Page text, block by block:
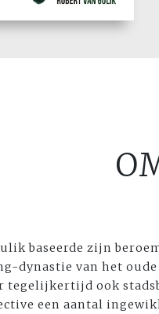
baseerde zijn
dynastie van het
tegelijkertijd ook
een aantal